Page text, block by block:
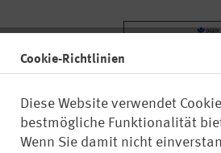
Cookie-Richtlinien
Diese Website verwendet
bestmögliche Funktionalität
Wenn Sie damit nicht